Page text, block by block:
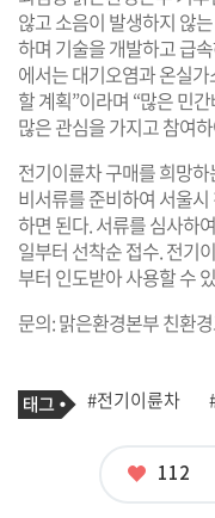
않고 소음이 발생하지 않
하며 기술을 개발하고 급
에서는 대기오염과 온실
할 계획”이라며 “많은 민
많은 관심을 가지고 참여
전기이륜차 구매를 희망
비서류를 준비하여 서울
하면 된다. 서류를 심사하
일부터 선착순 접수. 전기
부터 인도받아 사용할 수
문의: 맑은환경본부 친환
기
사
태
그
#전기이륜차
좋
112